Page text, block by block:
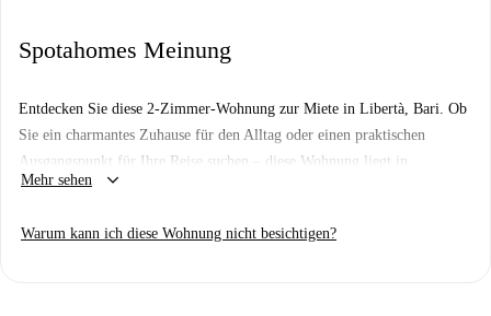
Spotahomes Meinung
Entdecken Sie diese 2-Zimmer-Wohnung zur Miete in Libertà, Bari. Ob
Sie ein charmantes Zuhause für den Alltag oder einen praktischen
Ausgangspunkt für Ihre Reise suchen – diese Wohnung liegt in
unmittelbarer Nähe zu allen Annehmlichkeiten.
Mehr sehen keyboard_arrow_down
Warum kann ich diese Wohnung nicht besichtigen?